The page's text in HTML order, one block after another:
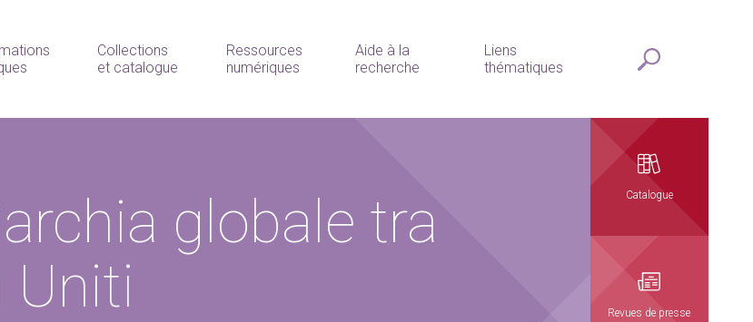
Collections
et catalogue
Ressources
numériques
Aide à la
recherche
Liens
thématiques
globale tra
Uniti
Catalogue
Revues de presse